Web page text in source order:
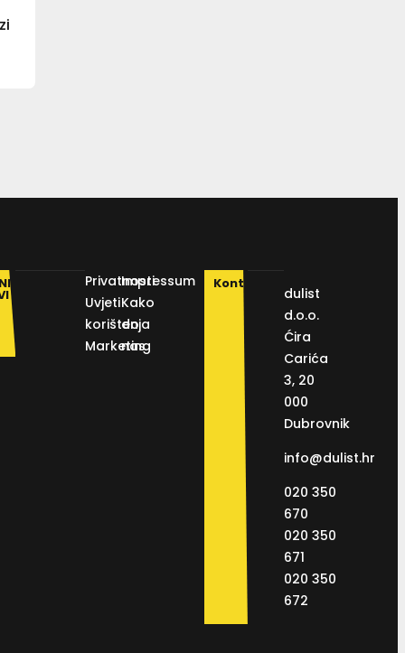
Privatnosti
Uvjeti
korištenja
Marketing
Impressum
Kako
do
nas
Kontakt
dulist
d.o.o.
Ćira
Carića
3, 20
000
Dubrovnik
info@dulist.hr
020 350
670
020 350
671
020 350
672